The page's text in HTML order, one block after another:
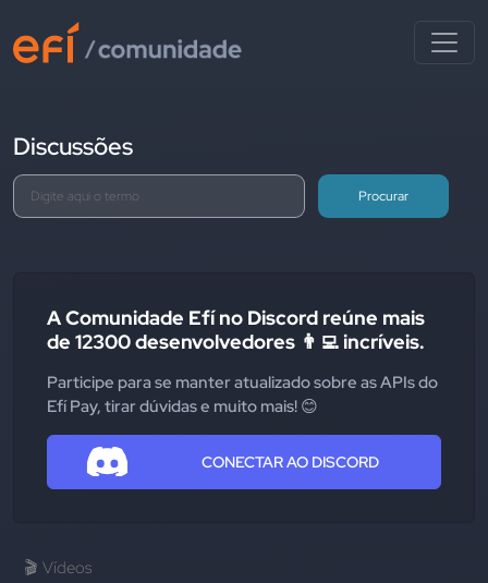
Discussões
Procurar
A Comunidade Efí no Discord reúne mais
de 12300 desenvolvedores 👨‍💻 incríveis.
Participe para se manter atualizado sobre as APIs do
Efí Pay, tirar dúvidas e muito mais! 😊
CONECTAR AO DISCORD
🎬 Vídeos